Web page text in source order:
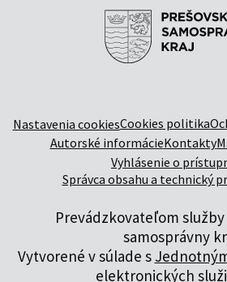
Nastavenia cookiesCookies politika
Autorské informácieKontakty
Vyhlásenie o
Správca obsahu a technický
Prevádzkovateľom
samosprávny
Vytvorené v súlade s
elektronických